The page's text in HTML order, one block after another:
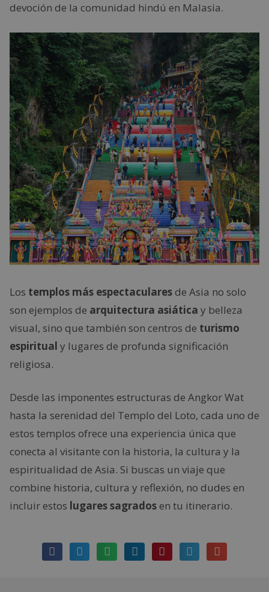
devoción de la comunidad hindú en Malasia.
Los templos más espectacularesde Asia no solo
son ejemplos de arquitectura asiática y belleza
visual, sino que también son centros de turismo
espiritual y lugares de profunda significación
religiosa.
Desde las imponentes estructuras de Angkor Wat
hasta la serenidad del Templo del Loto, cada uno de
estos templos ofrece una experiencia única que
conecta al visitante con la historia, la cultura y la
espiritualidad de Asia. Si buscas un viaje que
combine historia, cultura y reflexión, no dudes en
incluir estos lugares sagradosen tu itinerario.